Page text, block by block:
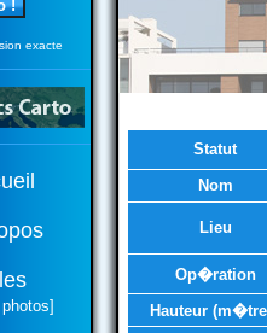
exacte
Statut
Nom
Lieu
Op�ration
Hauteur